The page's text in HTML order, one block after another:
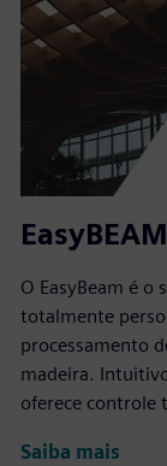
EasyBEAM
O EasyBeam é o
totalmente
processamento
madeira.
oferece controle
Saiba mais